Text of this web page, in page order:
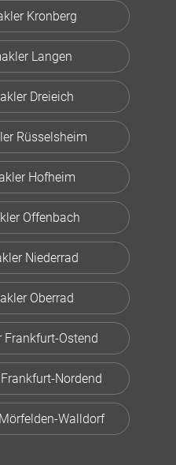
Kronberg
Langen
Dreieich
Rüsselsheim
Hofheim
Offenbach
Niederrad
Oberrad
Ostend
Nordend
Walldorf